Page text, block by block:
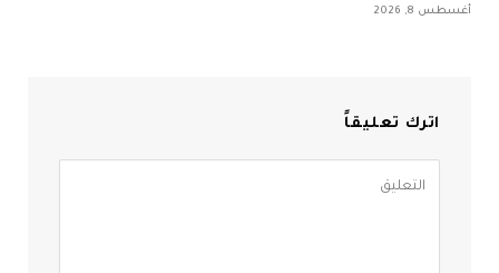
أغسطس 8, 2026
اترك تعليقاً